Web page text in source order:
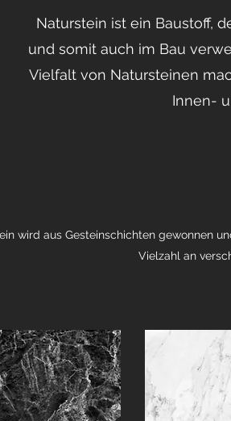
Naturstein ist ein Baustoff,
und somit auch im Bau
Vielfalt von Natursteinen
Innen-
wird aus Gesteinschichten gewonnen
Vielzahl an